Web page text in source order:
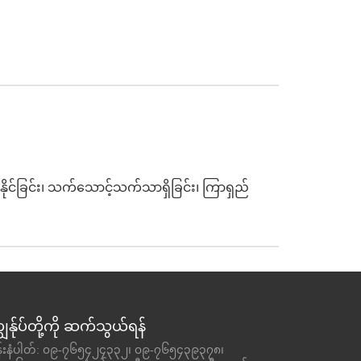
ခြင်း၊ သက်သောင့်သက်သာရှိခြင်း၊ ကြာရှည်
န်ုပ်တို့ကို ဆက်သွယ်ရန်
နံပါတ်: ၀၉-၇၆၅၄၂၄၃၃၂၊ ၀၉-၇၆၅၄၃၉၃၇၈၊